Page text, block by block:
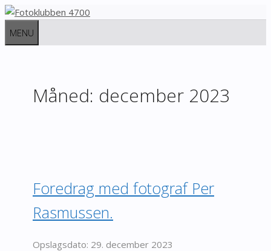
Hop
MENU
Måned: december 2023
Foredrag med fotograf Per
Rasmussen.
29. december 2023